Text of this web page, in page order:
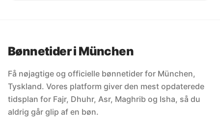
Bønnetider i München
Få nøjagtige og officielle bønnetider for München,
Tyskland. Vores platform giver den mest opdaterede
tidsplan for Fajr, Dhuhr, Asr, Maghrib og Isha, så du
aldrig går glip af en bøn.